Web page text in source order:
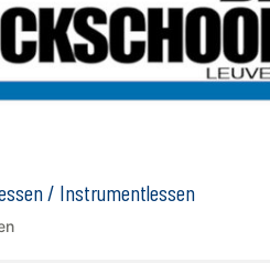
/ Instrumentlessen